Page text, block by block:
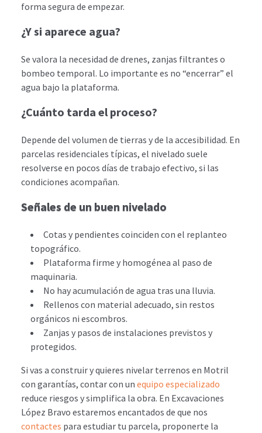
forma segura de empezar.
¿Y si aparece agua?
Se valora la necesidad de drenes, zanjas filtrantes o
bombeo temporal. Lo importante es no “encerrar” el
agua bajo la plataforma.
¿Cuánto tarda el proceso?
Depende del volumen de tierras y de la accesibilidad. En
parcelas residenciales típicas, el nivelado suele
resolverse en pocos días de trabajo efectivo, si las
condiciones acompañan.
Señales de un buen nivelado
Cotas y pendientes coinciden con el replanteo
topográfico.
Plataforma firme y homogénea al paso de
maquinaria.
No hay acumulación de agua tras una lluvia.
Rellenos con material adecuado, sin restos
orgánicos ni escombros.
Zanjas y pasos de instalaciones previstos y
protegidos.
Si vas a construir y quieres nivelar terrenos en Motril
con garantías, contar con un equipo especializado
reduce riesgos y simplifica la obra. En Excavaciones
López Bravo estaremos encantados de que nos
contactes para estudiar tu parcela, proponerte la